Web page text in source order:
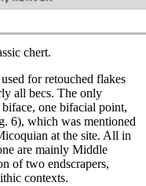
chert.
for retouched flakes
all becs. The only
one bifacial point,
6), which was mentioned
at the site. All in
are mainly Middle
of two endscrapers,
contexts.